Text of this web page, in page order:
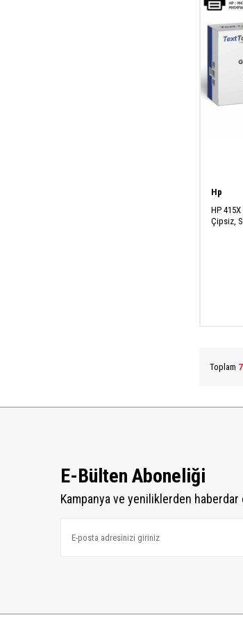
Hp
HP
Çipsiz,
Toplam
E-Bülten Aboneliği
Kampanya ve yeniliklerden